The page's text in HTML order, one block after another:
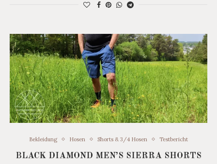
Bekleidung Hosen Shorts & 3/4 Hosen Testbericht
BLACK DIAMOND MEN’S SIERRA SHORTS